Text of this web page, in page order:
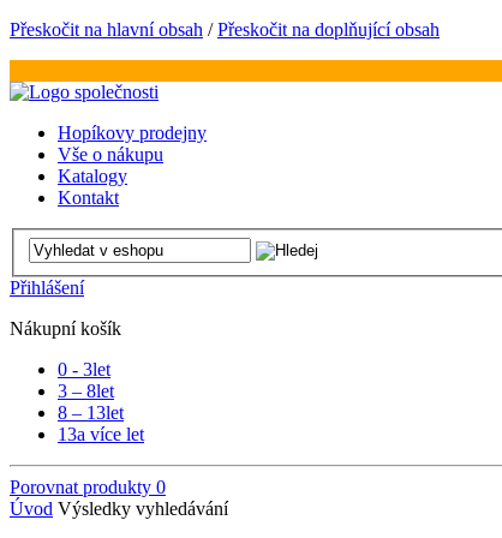
Přeskočit na hlavní obsah /Přeskočit na doplňující obsah
Hopíkovy prodejny
Vše o nákupu
Katalogy
Kontakt
Přihlášení
Nákupní košík
0 - 3let
3 – 8let
8 – 13let
13a více let
Porovnat produkty 0
Úvod Výsledky vyhledávání